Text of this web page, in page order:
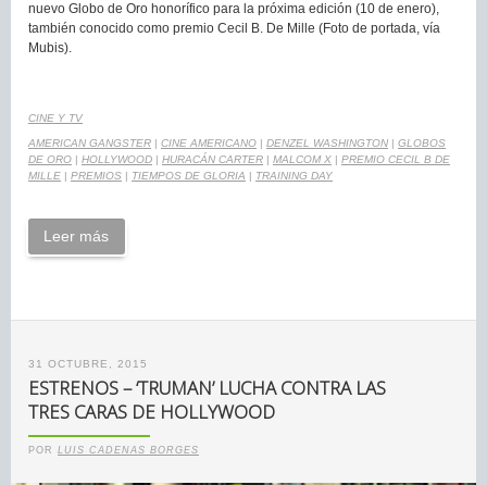
nuevo Globo de Oro honorífico para la próxima edición (10 de enero),
también conocido como premio Cecil B. De Mille (Foto de portada, vía
Mubis).
CINE Y TV
AMERICAN GANGSTER CINE AMERICANO DENZEL WASHINGTON
GLOBOS
DE ORO
HOLLYWOOD HURACÁN CARTER MALCOM X
PREMIO CECIL B DE
MILLE
PREMIOS TIEMPOS DE GLORIA TRAINING DAY
Leer más
31 OCTUBRE, 2015
ESTRENOS – ‘TRUMAN’ LUCHA CONTRA LAS
TRES CARAS DE HOLLYWOOD
POR LUIS CADENAS BORGES